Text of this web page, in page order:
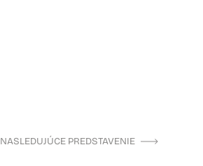
NASLEDUJÚCE PREDSTAVENIE